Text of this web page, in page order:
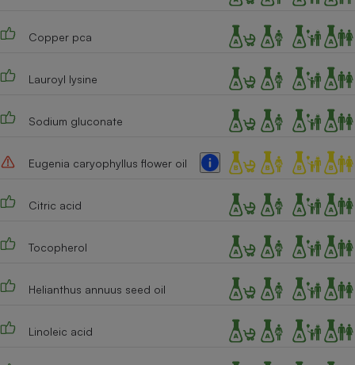
Copper pca
Lauroyl lysine
Sodium gluconate
Eugenia caryophyllus flower oil
Citric acid
Tocopherol
Helianthus annuus seed oil
Linoleic acid